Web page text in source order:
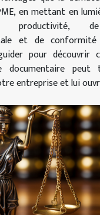
en mettant en
productivité,
et de conformité
pour découvrir
documentaire
entreprise et lui